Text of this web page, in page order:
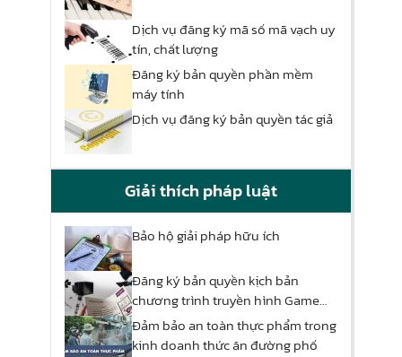
Dịch vụ đăng ký mã số mã vạch uy
tín, chất lượng
Đăng ký bản quyền phần mềm
máy tính
Dịch vụ đăng ký bản quyền tác giả
Giải thích pháp luật
Bảo hộ giải pháp hữu ích
Đăng ký bản quyền kịch bản
chương trình truyền hình Game
show
Đảm bảo an toàn thực phẩm trong
kinh doanh thức ăn đường phố